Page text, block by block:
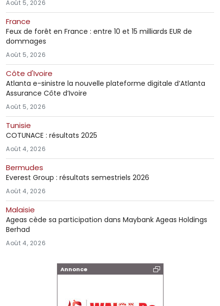
Annonce
Août 5, 2026
France
Feux de forêt en France : entre 10 et 15 milliards EUR de
dommages
Août 5, 2026
Côte d'Ivoire
Atlanta e-sinistre la nouvelle plateforme digitale d’Atlanta
Assurance Côte d’Ivoire
Août 5, 2026
Tunisie
COTUNACE : résultats 2025
Août 4, 2026
Bermudes
Everest Group : résultats semestriels 2026
Août 4, 2026
Malaisie
Ageas cède sa participation dans Maybank Ageas Holdings
Berhad
Août 4, 2026